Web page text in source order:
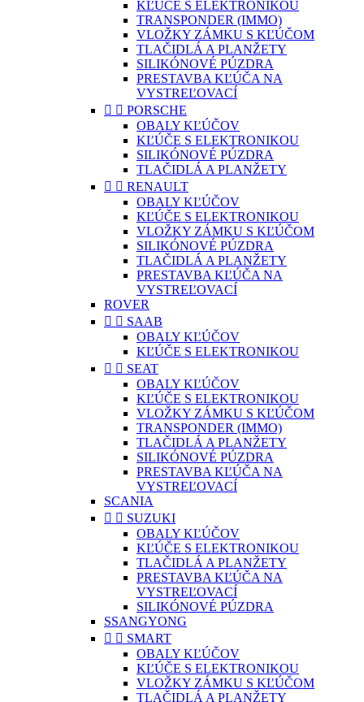
KĽÚČE S ELEKTRONIKOU
TRANSPONDER (IMMO)
VLOŽKY ZÁMKU S KĽÚČOM
TLAČIDLÁ A PLANŽETY
SILIKÓNOVÉ PÚZDRA
PRESTAVBA KĽÚČA NA
VYSTREĽOVACÍ
  PORSCHE
OBALY KĽÚČOV
KĽÚČE S ELEKTRONIKOU
SILIKÓNOVÉ PÚZDRA
TLAČIDLÁ A PLANŽETY
  RENAULT
OBALY KĽÚČOV
KĽÚČE S ELEKTRONIKOU
VLOŽKY ZÁMKU S KĽÚČOM
SILIKÓNOVÉ PÚZDRA
TLAČIDLÁ A PLANŽETY
PRESTAVBA KĽÚČA NA
VYSTREĽOVACÍ
ROVER
  SAAB
OBALY KĽÚČOV
KĽÚČE S ELEKTRONIKOU
  SEAT
OBALY KĽÚČOV
KĽÚČE S ELEKTRONIKOU
VLOŽKY ZÁMKU S KĽÚČOM
TRANSPONDER (IMMO)
TLAČIDLÁ A PLANŽETY
SILIKÓNOVÉ PÚZDRA
PRESTAVBA KĽÚČA NA
VYSTREĽOVACÍ
SCANIA
  SUZUKI
OBALY KĽÚČOV
KĽÚČE S ELEKTRONIKOU
TLAČIDLÁ A PLANŽETY
PRESTAVBA KĽÚČA NA
VYSTREĽOVACÍ
SILIKÓNOVÉ PÚZDRA
SSANGYONG
  SMART
OBALY KĽÚČOV
KĽÚČE S ELEKTRONIKOU
VLOŽKY ZÁMKU S KĽÚČOM
TLAČIDLÁ A PLANŽETY